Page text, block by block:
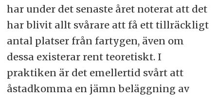
har under det senaste året noterat att det
har blivit allt svårare att få ett tillräckligt
antal platser från fartygen, även om
dessa existerar rent teoretiskt. I
praktiken är det emellertid svårt att
åstadkomma en jämn beläggning av